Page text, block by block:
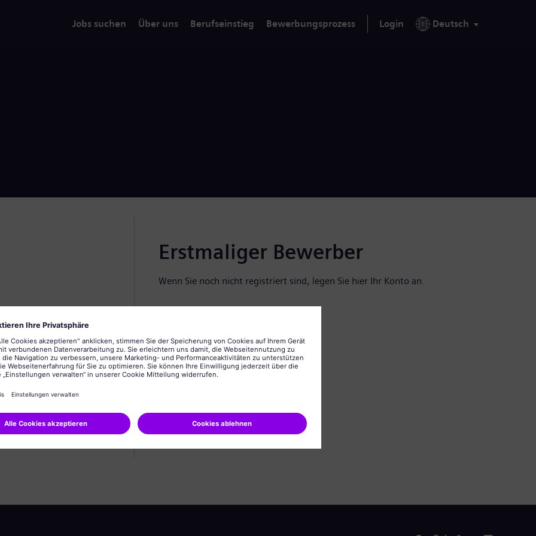
Jobs suchen Über uns Berufseinstieg Bewerbungsprozess Login Deutsch
Erstmaliger Bewerber
Wenn Sie noch nicht registriert sind, legen Sie hier Ihr Konto an.